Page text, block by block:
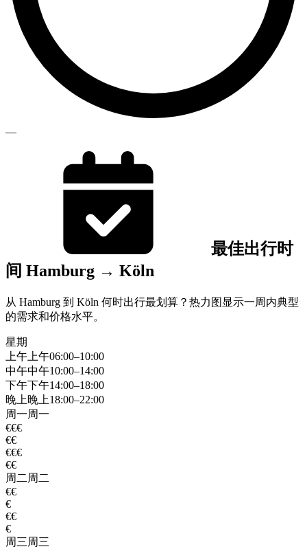
—
最佳出行时
间 Hamburg → Köln
从 Hamburg 到 Köln 何时出行最划算？热力图显示一周内典型
的需求和价格水平。
星期
上午 上午06:00–10:00
中午中午10:00–14:00
下午下午14:00–18:00
晚上晚上18:00–22:00
周一周一
€€€
€€
€€€
€€
周二 周二
€€
€
€€
€
周三周三